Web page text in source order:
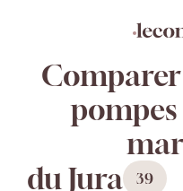
contenuComparer
du Jura
39